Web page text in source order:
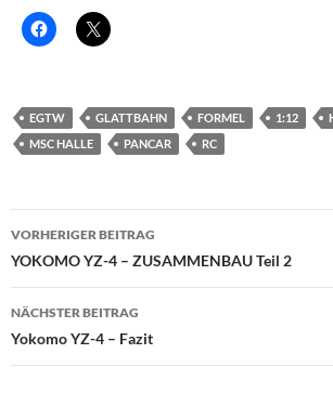
EGTW GLATTBAHN FORMEL 1:12
MSC HALLE
PANCAR RC
Beitragsnavigation
VORHERIGER BEITRAG
YOKOMO YZ-4 – ZUSAMMENBAU Teil 2
NÄCHSTER BEITRAG
Yokomo YZ-4 – Fazit